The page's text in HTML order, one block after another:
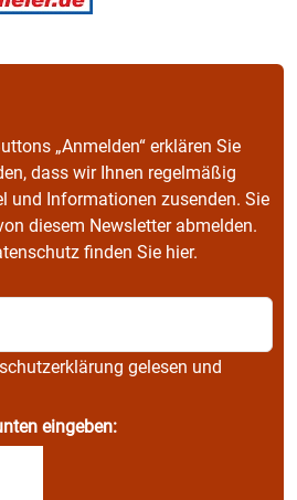
„Anmelden“ erklären Sie
dass wir Ihnen regelmäßig
und Informationen zusenden. Sie
diesem Newsletter abmelden.
finden Sie hier.
gelesen und
eingeben: